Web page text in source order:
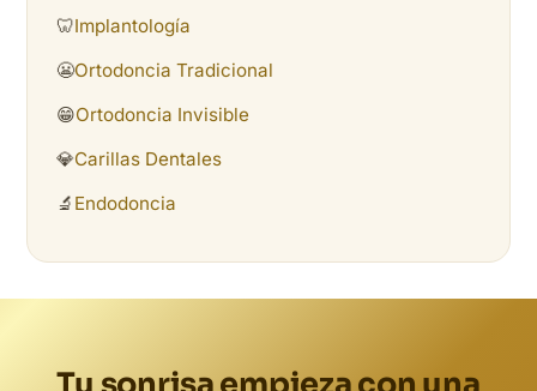
🦷Implantología
😬Ortodoncia Tradicional
😁Ortodoncia Invisible
💎Carillas Dentales
🔬 Endodoncia